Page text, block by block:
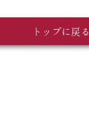
トップに戻る